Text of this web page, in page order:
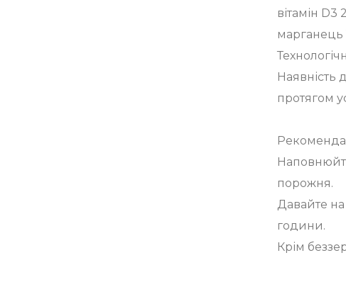
вітамін D3
марганець
Наявність
протягом
порожня.
Давайте на
години.
Крім